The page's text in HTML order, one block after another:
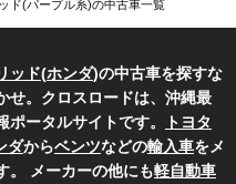
ド(パープル系)の中古車一覧
ッド(ホンダ)の中古車を探すな
せ。クロスロードは、沖縄最
ータルサイトです。
トヨタ
ダからベンツなどの輸入車をメ
。 メーカーの他にも軽自動車